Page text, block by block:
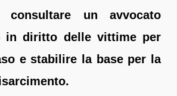
consultare un avvocato
in diritto delle vittime per
e stabilire la base per la